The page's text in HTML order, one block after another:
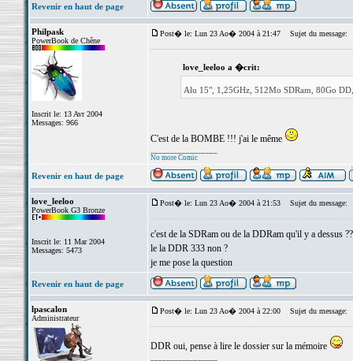
Revenir en haut de page
Philpask
PowerBook de Chêne
Inscrit le: 13 Avr 2004
Messages: 966
Post� le: Lun 23 Ao� 2004 à 21:47 Sujet du message:
love_leeloo a �crit:
Alu 15", 1,25GHz, 512Mo SDRam, 80Go
C'est de la BOMBE !!! j'ai le même
No more Comic
Revenir en haut de page
love_leeloo
PowerBook G3 Bronze
Inscrit le: 11 Mar 2004
Messages: 5473
Post� le: Lun 23 Ao� 2004 à 21:53 Sujet du message:
c'est de la SDRam ou de la DDRam qu'il y a dessus
le la DDR 333 non ?
je me pose la question
Revenir en haut de page
lpascalon
Administrateur
Post� le: Lun 23 Ao� 2004 à 22:00 Sujet du message:
DDR oui, pense à lire le dossier sur la mémoire